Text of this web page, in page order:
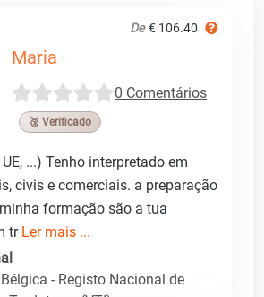
De € 106.40
Maria
0 Comentários
🥉 Verificado
...) Tenho interpretado em
civis e comerciais. a preparação
formação são a tua
tr Ler mais ...
- Registo Nacional de